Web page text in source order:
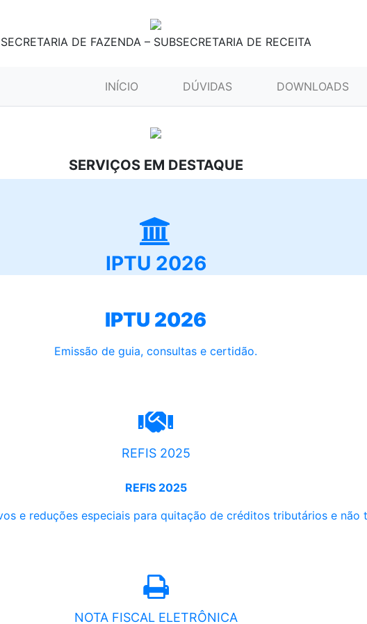
SECRETARIA DE FAZENDA – SUBSECRETARIA DE RECEITA
INÍCIO (CURRENT)DÚVIDAS DOWNLOADS
SERVIÇOS EM DESTAQUE
IPTU 2026
IPTU 2026
Emissão de guia, consultas e certidão.
REFIS 2025
REFIS 2025
e reduções especiais para quitação de créditos tributários e não
NOTA FISCAL ELETRÔNICA